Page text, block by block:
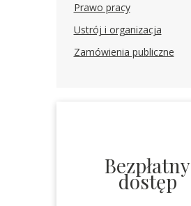
Prawo pracy
Ustrój i organizacja
Zamówienia publiczne
Bezpłatny
dostęp